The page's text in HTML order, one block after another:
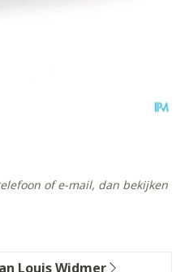
of e-mail, dan bekijken
Louis Widmer